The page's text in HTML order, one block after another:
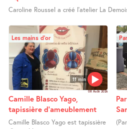
Caroline Roussel a créé l’atelier La
11 min
Les mains d’or
08 Août 2026
Camille Blasco Yago,
tapissière d’ameublement
Camille Blasco Yago est tapissière